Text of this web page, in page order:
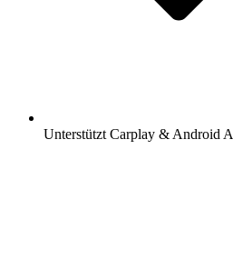
Unterstützt Carplay & Android